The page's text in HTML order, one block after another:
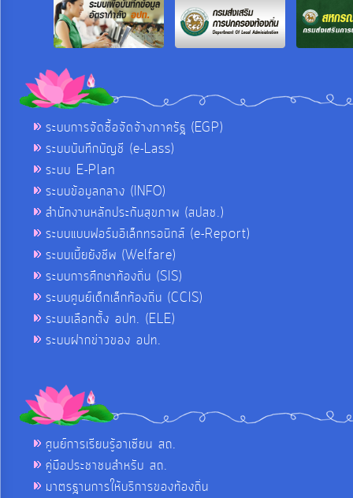
ระบบการจัดซื้อจัดจ้างภาครัฐ (EGP)
ระบบบันทึกบัญชี (e-Lass)
ระบบ E-Plan
ระบบข้อมูลกลาง (INFO)
สำนักงานหลักประกันสุขภาพ (สปสช.)
ระบบแบบฟอร์มอิเล็กทรอนิกส์ (e-Report)
ระบบเบี้ยยังชีพ (Welfare)
ระบบการศึกษาท้องถิ่น (SIS)
ระบบศูนย์เด็กเล็กท้องถิ่น (CCIS)
ระบบเลือกตั้ง อปท. (ELE)
ระบบฝากข่าวของ อปท.
ศูนย์การเรียนรู้อาเซียน สถ.
คู่มือประชาชนสำหรับ สถ.
มาตรฐานการให้บริการของท้องถิ่น